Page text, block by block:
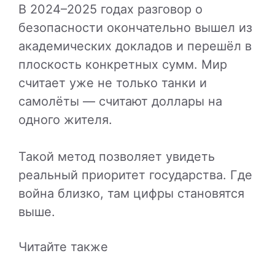
В 2024–2025 годах разговор о
безопасности окончательно вышел из
академических докладов и перешёл в
плоскость конкретных сумм. Мир
считает уже не только танки и
самолёты — считают доллары на
одного жителя.
Такой метод позволяет увидеть
реальный приоритет государства. Где
война близко, там цифры становятся
выше.
Читайте также